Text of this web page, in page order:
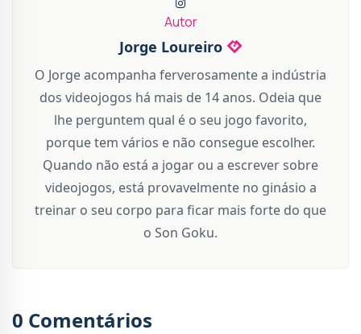
Autor
Jorge Loureiro
O Jorge acompanha ferverosamente a indústria
dos videojogos há mais de 14 anos. Odeia que
lhe perguntem qual é o seu jogo favorito,
porque tem vários e não consegue escolher.
Quando não está a jogar ou a escrever sobre
videojogos, está provavelmente no ginásio a
treinar o seu corpo para ficar mais forte do que
o Son Goku.
0 Comentários